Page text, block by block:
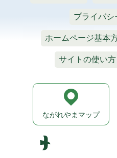
プライバシ
ホームページ基本
サイトの使い方
ながれやまマップ